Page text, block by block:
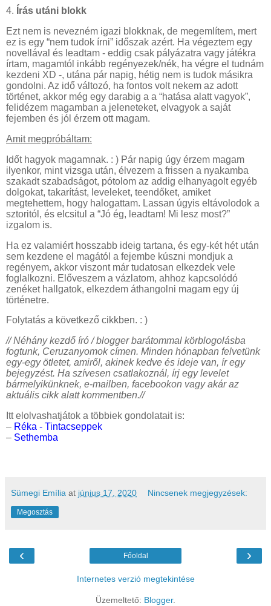
4. Írás utáni blokk
Ezt nem is nevezném igazi blokknak, de megemlítem, mert
ez is egy “nem tudok írni” időszak azért. Ha végeztem egy
novellával és leadtam - eddig csak pályázatra vagy játékra
írtam, magamtól inkább regényezek/nék, ha végre el tudnám
kezdeni XD -, utána pár napig, hétig nem is tudok másikra
gondolni. Az idő változó, ha fontos volt nekem az adott
történet, akkor még egy darabig a a “hatása alatt vagyok”,
felidézem magamban a jeleneteket, elvagyok a saját
fejemben és jól érzem ott magam.
Amit megpróbáltam:
Időt hagyok magamnak. : ) Pár napig úgy érzem magam
ilyenkor, mint vizsga után, élvezem a frissen a nyakamba
szakadt szabadságot, pótolom az addig elhanyagolt egyéb
dolgokat, takarítást, leveleket, teendőket, amiket
megtehettem, hogy halogattam. Lassan úgyis eltávolodok a
sztoritól, és elcsitul a “Jó ég, leadtam! Mi lesz most?”
izgalom is.
Ha ez valamiért hosszabb ideig tartana, és egy-két hét után
sem kezdene el magától a fejembe kúszni mondjuk a
regényem, akkor viszont már tudatosan elkezdek vele
foglalkozni. Előveszem a vázlatom, ahhoz kapcsolódó
zenéket hallgatok, elkezdem áthangolni magam egy új
történetre.
Folytatás a következő cikkben. : )
// Néhány kezdő író / blogger barátommal körblogolásba
fogtunk, Ceruzanyomok címen. Minden hónapban felvetünk
egy-egy ötletet, amiről, akinek kedve és ideje van, ír egy
bejegyzést. Ha szívesen csatlakoznál, írj egy levelet
bármelyikünknek, e-mailben, facebookon vagy akár az
aktuális cikk alatt kommentben.//
Itt elolvashatjátok a többiek gondolatait is:
– Réka - Tintacseppek
– Sethemba
Sümegi Emília at június 17, 2020 Nincsenek megjegyzések:
Megosztás
‹ ›
Főoldal
Internetes verzió megtekintése
Üzemeltető: Blogger.